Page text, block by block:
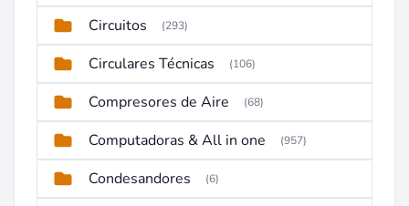
Circuitos (293)
Circulares Técnicas (106)
Compresores de Aire (68)
Computadoras & All in one (957)
Condesandores (6)